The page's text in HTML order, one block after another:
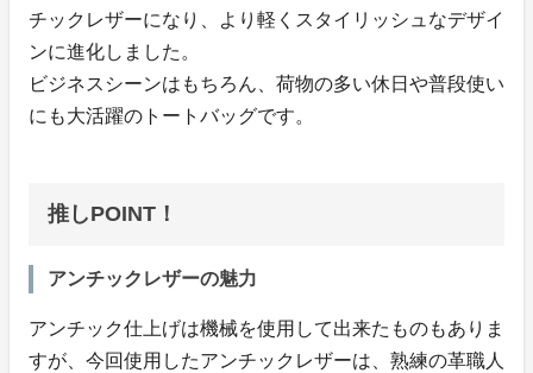
チックレザーになり、より軽くスタイリッシュなデザイ
ンに進化しました。
ビジネスシーンはもちろん、荷物の多い休日や普段使い
にも大活躍のトートバッグです。
推しPOINT！
アンチックレザーの魅力
アンチック仕上げは機械を使用して出来たものもありま
すが、今回使用したアンチックレザーは、熟練の革職人